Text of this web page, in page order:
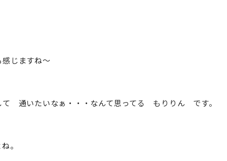
じますね～
て 通いたいなぁ・・・なんて思ってる もりりん です。
。